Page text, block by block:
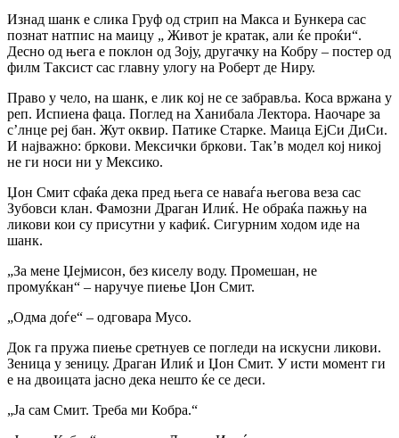
Изнад шанк е слика Груф од стрип на Макса и Бункера сас
познат натпис на маицу „ Живот је кратак, али ќе проќи“.
Десно од њега е поклон од Зоју, другачку на Кобру – постер од
филм Таксист сас главну улогу на Роберт де Ниру.
Право у чело, на шанк, е лик кој не се забравља. Коса вржана у
реп. Испиена фаца. Поглед на Ханибала Лектора. Наочаре за
с’лнце реј бан. Жут оквир. Патике Старке. Маица ЕјСи ДиСи.
И најважно: бркови. Мексички бркови. Так’в модел кој никој
не ги носи ни у Мексико.
Џон Смит сфаќа дека пред њега се наваѓа његова веза сас
Зубовси клан. Фамозни Драган Илиќ. Не обраќа пажњу на
ликови кои су присутни у кафиќ. Сигурним ходом иде на
шанк.
„За мене Џејмисон, без киселу воду. Промешан, не
промуќкан“ – наручуе пиење Џон Смит.
„Одма доѓе“ – одговара Мусо.
Док га пружа пиење сретнуев се погледи на искусни ликови.
Зеница у зеницу. Драган Илиќ и Џон Смит. У исти момент ги
е на двоицата јасно дека нешто ќе се деси.
„Ја сам Смит. Треба ми Кобра.“